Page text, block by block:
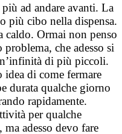
ad andare avanti. La
più cibo nella dispensa.
caldo. Ormai non penso
che adesso si
di più piccoli.
di come fermare
durata qualche giorno
rapidamente.
per qualche
adesso devo fare